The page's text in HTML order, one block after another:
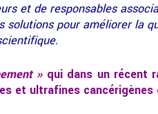
et de responsables
solutions pour améliorer la
»qui dans un récent
et ultrafines cancérigènes